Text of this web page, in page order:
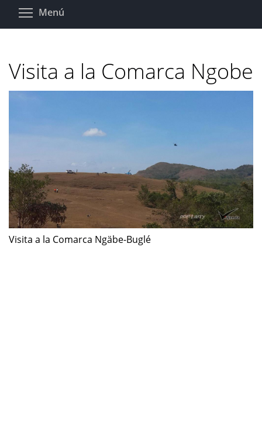
Pasar
Menú
Visita a la Comarca Ngobe
Visita a la Comarca Ngäbe-Buglé